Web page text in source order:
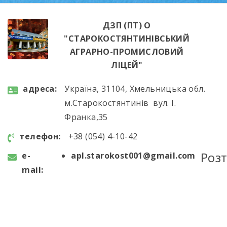
ДЗП (ПТ) О
"СТАРОКОСТЯНТИНІВСЬКИЙ
АГРАРНО-ПРОМИСЛОВИЙ
ЛІЦЕЙ"
aдресa:
Україна, 31104, Хмельницька обл.
м.Старокостянтинів вул. І.
Франка,35
телефон:
+38 (054) 4-10-42
e-
mail:
apl.starokost001@gmail.com